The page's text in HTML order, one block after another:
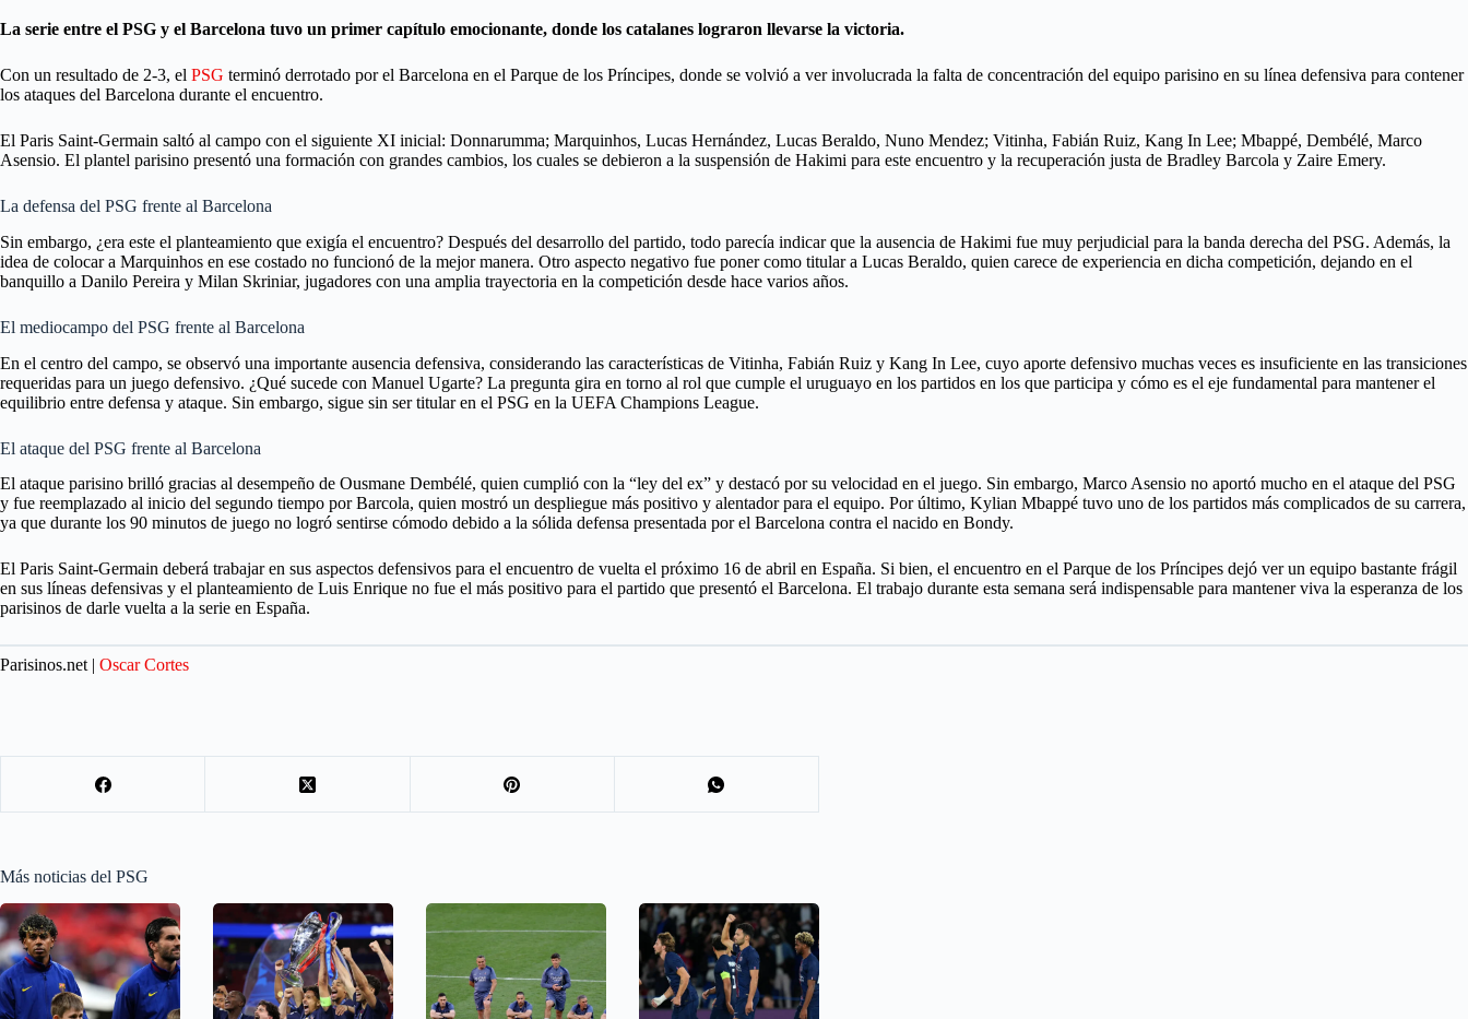
La serie entre el PSG y el Barcelona tuvo un primer capítulo emocionante, donde los catalanes lograron llevarse la victoria.
Con un resultado de 2-3, el PSG terminó derrotado por el Barcelona en el Parque de los Príncipes, donde se volvió a ver involucrada la falta de concentración del equipo parisino en su línea defensiva para contener
los ataques del Barcelona durante el encuentro.
El Paris Saint-Germain saltó al campo con el siguiente XI inicial: Donnarumma; Marquinhos, Lucas Hernández, Lucas Beraldo, Nuno Mendez; Vitinha, Fabián Ruiz, Kang In Lee; Mbappé, Dembélé, Marco
Asensio. El plantel parisino presentó una formación con grandes cambios, los cuales se debieron a la suspensión de Hakimi para este encuentro y la recuperación justa de Bradley Barcola y Zaire Emery.
La defensa del PSG frente al Barcelona
Sin embargo, ¿era este el planteamiento que exigía el encuentro? Después del desarrollo del partido, todo parecía indicar que la ausencia de Hakimi fue muy perjudicial para la banda derecha del PSG. Además, la
idea de colocar a Marquinhos en ese costado no funcionó de la mejor manera. Otro aspecto negativo fue poner como titular a Lucas Beraldo, quien carece de experiencia en dicha competición, dejando en el
banquillo a Danilo Pereira y Milan Skriniar, jugadores con una amplia trayectoria en la competición desde hace varios años.
El mediocampo del PSG frente al Barcelona
En el centro del campo, se observó una importante ausencia defensiva, considerando las características de Vitinha, Fabián Ruiz y Kang In Lee, cuyo aporte defensivo muchas veces es insuficiente en las transiciones
requeridas para un juego defensivo. ¿Qué sucede con Manuel Ugarte? La pregunta gira en torno al rol que cumple el uruguayo en los partidos en los que participa y cómo es el eje fundamental para mantener el
equilibrio entre defensa y ataque. Sin embargo, sigue sin ser titular en el PSG en la UEFA Champions League.
El ataque del PSG frente al Barcelona
El ataque parisino brilló gracias al desempeño de Ousmane Dembélé, quien cumplió con la “ley del ex” y destacó por su velocidad en el juego. Sin embargo, Marco Asensio no aportó mucho en el ataque del PSG
y fue reemplazado al inicio del segundo tiempo por Barcola, quien mostró un despliegue más positivo y alentador para el equipo. Por último, Kylian Mbappé tuvo uno de los partidos más complicados de su carrera,
ya que durante los 90 minutos de juego no logró sentirse cómodo debido a la sólida defensa presentada por el Barcelona contra el nacido en Bondy.
El Paris Saint-Germain deberá trabajar en sus aspectos defensivos para el encuentro de vuelta el próximo 16 de abril en España. Si bien, el encuentro en el Parque de los Príncipes dejó ver un equipo bastante frágil
en sus líneas defensivas y el planteamiento de Luis Enrique no fue el más positivo para el partido que presentó el Barcelona. El trabajo durante esta semana será indispensable para mantener viva la esperanza de los
parisinos de darle vuelta a la serie en España.
Parisinos.net | Oscar Cortes
Más noticias del PSG